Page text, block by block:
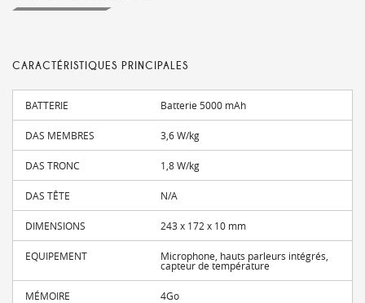
CARACTÉRISTIQUES PRINCIPALES
BATTERIE Batterie 5000 mAh
DAS MEMBRES 3,6 W/kg
DAS TRONC 1,8 W/kg
DAS TÊTE N/A
DIMENSIONS 243 x 172 x 10 mm
EQUIPEMENT Microphone, hauts parleurs intégrés,
capteur de température
MÉMOIRE 4Go